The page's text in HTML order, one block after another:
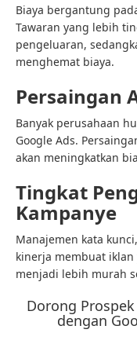
Biaya bergantung
Tawaran yang lebih
pengeluaran,
menghemat biaya.
Persaingan
Banyak perusahaan
Google Ads.
akan meningkatkan
Tingkat
Kampanye
Manajemen kata
kinerja membuat
menjadi lebih murah
Dorong
dengan